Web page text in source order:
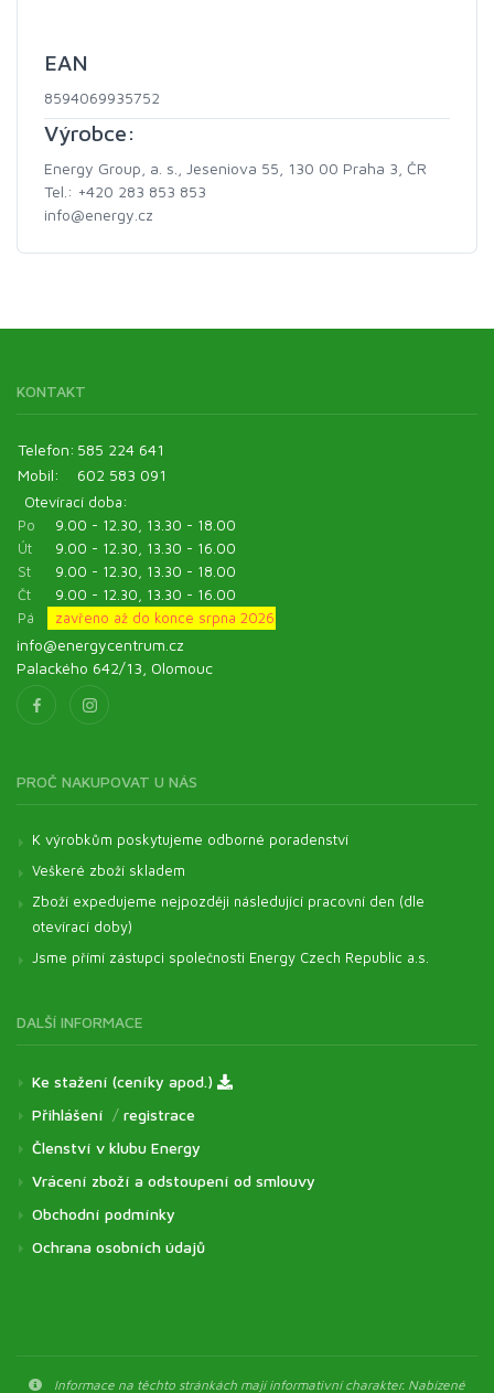
EAN
8594069935752
Výrobce:
Energy Group, a. s., Jeseniova 55, 130 00 Praha 3, ČR
Tel.: +420 283 853 853
info@energy.cz
KONTAKT
Telefon: 585 224 641
Mobil:
602 583 091
Otevírací doba:
Po
9.00 - 12.30, 13.30 - 18.00
Út
9.00 - 12.30, 13.30 - 16.00
St
9.00 - 12.30, 13.30 - 18.00
Čt
9.00 - 12.30, 13.30 - 16.00
Pá
zavřeno až do konce srpna 2026
info@energycentrum.cz
Palackého 642/13, Olomouc
PROČ NAKUPOVAT U NÁS
K výrobkům poskytujeme odborné poradenství
Veškeré zboží skladem
Zboží expedujeme nejpozději následující pracovní den (dle
otevírací doby)
Jsme přímí zástupci společnosti Energy Czech Republic a.s.
DALŠÍ INFORMACE
Ke stažení (ceníky apod.)
Přihlášení / registrace
Členství v klubu Energy
Vrácení zboží a odstoupení od smlouvy
Obchodní podmínky
Ochrana osobních údajů
Informace na těchto stránkách mají informativní charakter. Nabízené